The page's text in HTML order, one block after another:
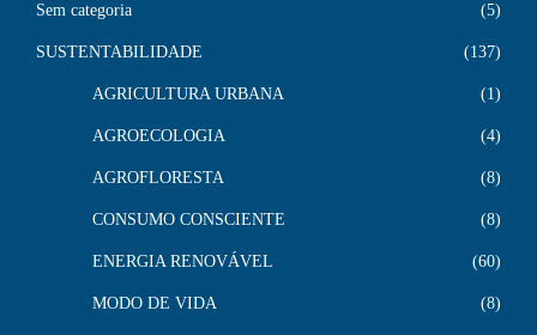
Sem categoria 5
SUSTENTABILIDADE 137
AGRICULTURA URBANA 1
AGROECOLOGIA 4
AGROFLORESTA 8
CONSUMO CONSCIENTE 8
ENERGIA RENOVÁVEL 60
MODO DE VIDA 8